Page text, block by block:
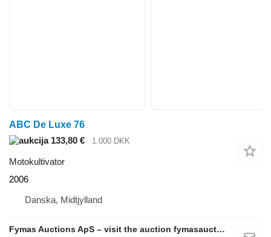
ABC De Luxe 76
133,80 €
1.000 DKK
Motokultivator
2006
Danska, Midtjylland
Fymas Auctions ApS – visit the auction fymasauctions.dk